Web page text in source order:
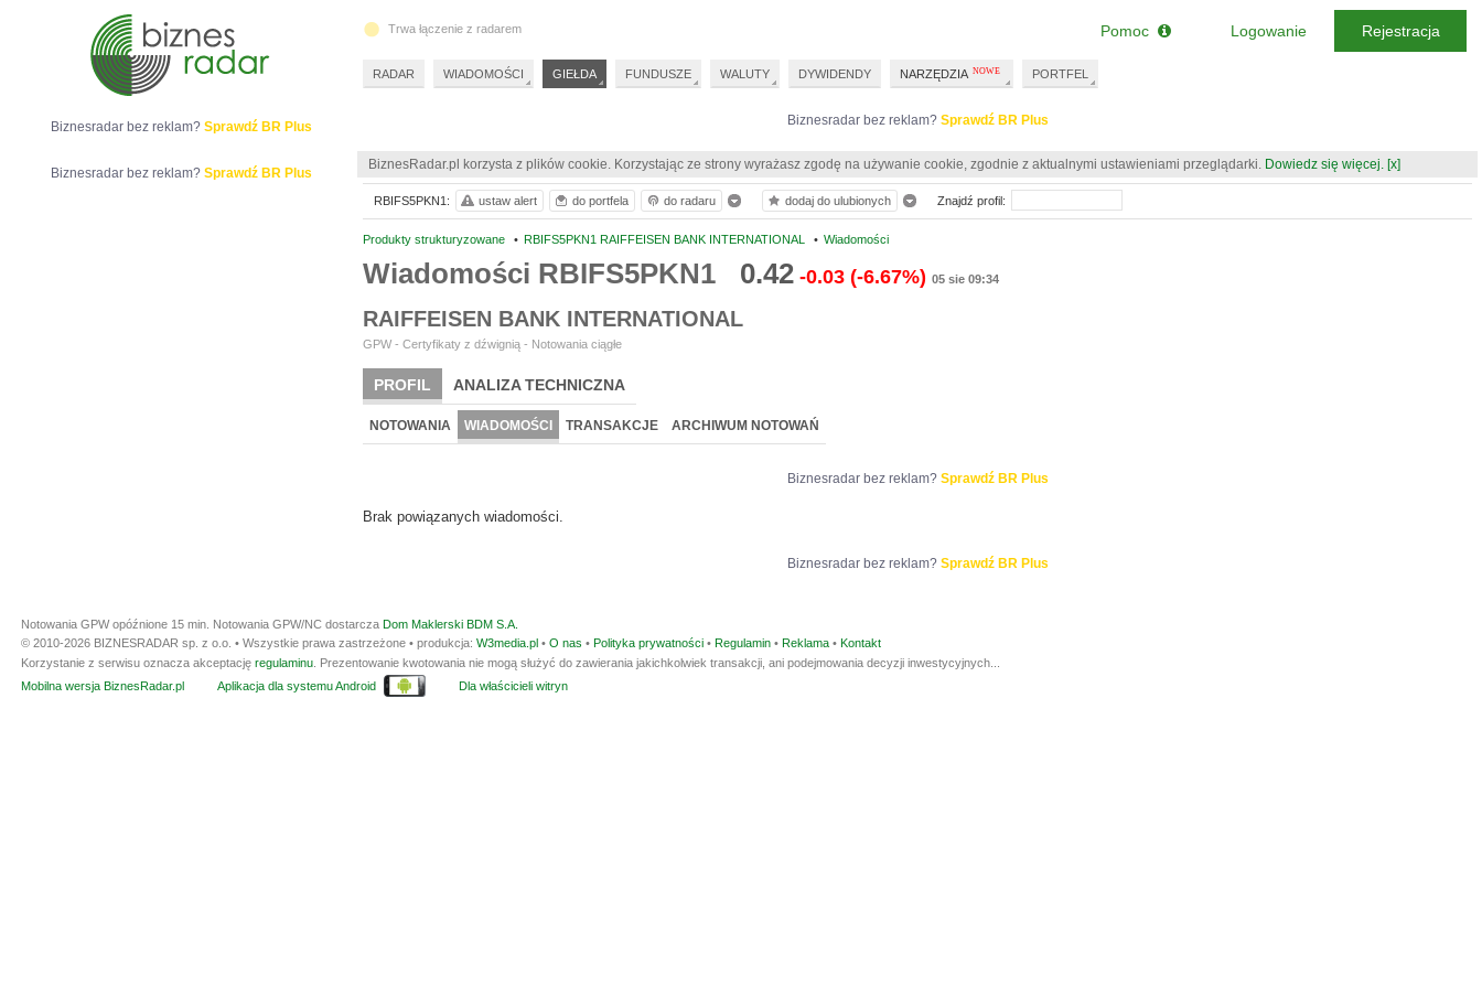
Biznesradar bez reklam? Sprawdź BR Plus
BiznesRadar.pl korzysta z plików cookie. Korzystając ze strony wyrażasz zgodę na używanie cookie, zgodnie z aktualnymi ustawieniami przeglądarki. Dowiedz się więcej. [x]
Produkty strukturyzowane • RBIFS5PKN1 RAIFFEISEN BANK INTERNATIONAL • Wiadomości
Wiadomości RBIFS5PKN1 0.42 -0.03 (-6.67%) 05 sie 09:34
RAIFFEISEN BANK INTERNATIONAL
GPW - Certyfikaty z dźwignią - Notowania ciągłe
PROFIL ANALIZA TECHNICZNA
NOTOWANIA WIADOMOŚCI TRANSAKCJE ARCHIWUM NOTOWAŃ
Biznesradar bez reklam? Sprawdź BR Plus
Brak powiązanych wiadomości.
Biznesradar bez reklam? Sprawdź BR Plus
RBIFS5PKN1: ustaw alert do portfela do radaru dodaj do ulubionych Znajdź profil:
Biznesradar bez reklam? Sprawdź BR Plus
Biznesradar bez reklam? Sprawdź BR Plus
Trwa łączenie z radarem
RADAR WIADOMOŚCI GIEŁDA FUNDUSZE WALUTY DYWIDENDY NARZĘDZIA PORTFEL
Pomoc Logowanie Rejestracja
Notowania GPW opóźnione 15 min. Notowania GPW/NC dostarcza Dom Maklerski BDM S.A.
© 2010-2026 BIZNESRADAR sp. z o.o. • Wszystkie prawa zastrzeżone • produkcja: W3media.pl • O nas • Polityka prywatności • Regulamin • Reklama • Kontakt
Korzystanie z serwisu oznacza akceptację regulaminu . Prezentowanie kwotowania nie mogą służyć do zawierania jakichkolwiek transakcji, ani podejmowania decyzji inwestycyjnych...
Mobilna wersja BiznesRadar.pl
Aplikacja dla systemu Android Dla właścicieli witryn